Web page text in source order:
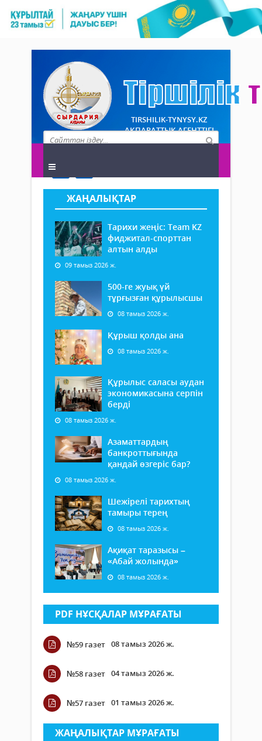
TIRSHILIK-TYNYSY.KZ
АҚПАРАТТЫҚ АГЕНТТІГІ
ЖАҢАЛЫҚТАР
Тарихи жеңіс: Team KZ
фиджитал-спорттан
алтын алды
09 тамыз 2026 ж.
500-ге жуық үй
тұрғызған құрылысшы
08 тамыз 2026 ж.
Құрыш қолды ана
08 тамыз 2026 ж.
Құрылыс саласы аудан
экономикасына серпін
берді
08 тамыз 2026 ж.
Азаматтардың
банкроттығында
қандай өзгеріс бар?
08 тамыз 2026 ж.
Шежірелі тарихтың
тамыры терең
08 тамыз 2026 ж.
Ақиқат таразысы –
«Абай жолында»
08 тамыз 2026 ж.
PDF НҰСҚАЛАР МҰРАҒАТЫ
№59 газет 08 тамыз 2026 ж.
№58 газет 04 тамыз 2026 ж.
№57 газет 01 тамыз 2026 ж.
ЖАҢАЛЫҚТАР МҰРАҒАТЫ